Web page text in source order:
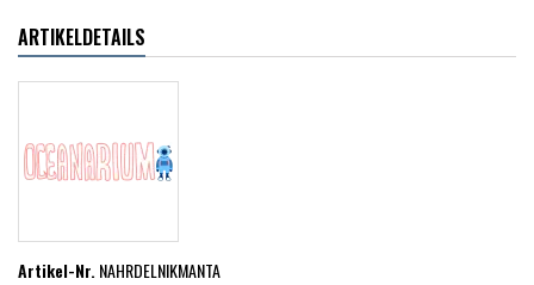
ARTIKELDETAILS
Artikel-Nr. NAHRDELNIKMANTA